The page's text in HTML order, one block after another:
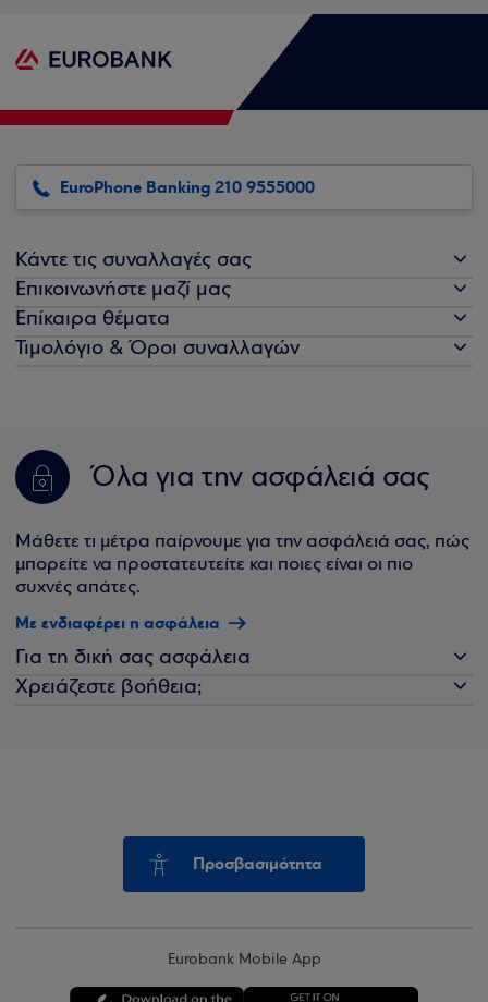
EuroPhone Banking 210 9555000
Κάντε τις συναλλαγές σας
Επικοινωνήστε μαζί μας
Επίκαιρα θέματα
Τιμολόγιο & Όροι συναλλαγών
Όλα για την ασφάλειά σας
Μάθετε τι μέτρα παίρνουμε για την ασφάλειά σας, πώς
μπορείτε να προστατευτείτε και ποιες είναι οι πιο
συχνές απάτες.
Με ενδιαφέρει η ασφάλεια
Για τη δική σας ασφάλεια
Χρειάζεστε βοήθεια;
Προσβασιμότητα
Eurobank Mobile App